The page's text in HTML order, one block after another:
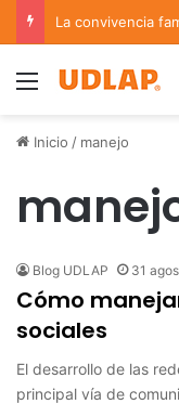
Menu
Inicio / manejo
Blog UDLAP 31
Cómo
sociales
El desarrollo de las
principal vía de